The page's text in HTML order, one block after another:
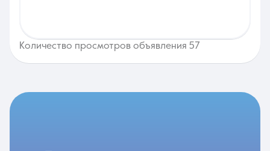
Количество просмотров объявления 57